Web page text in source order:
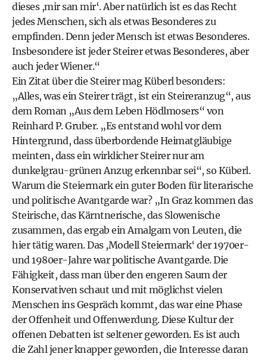
dieses ,mir san mir‘. Aber natürlich ist es das Recht
jedes Menschen, sich als etwas Besonderes zu
empfinden. Denn jeder Mensch ist etwas Besonderes.
Insbesondere ist jeder Steirer etwas Besonderes, aber
auch jeder Wiener.“
Ein Zitat über die Steirer mag Küberl besonders:
„Alles, was ein Steirer trägt, ist ein Steireranzug“, aus
dem Roman „Aus dem Leben Hödlmosers“ von
Reinhard P. Gruber. „Es entstand wohl vor dem
Hintergrund, dass überbordende Heimatgläubige
meinten, dass ein wirklicher Steirer nur am
dunkelgrau-grünen Anzug erkennbar sei“, so Küberl.
Warum die Steiermark ein guter Boden für literarische
und politische Avantgarde war? „In Graz kommen das
Steirische, das Kärntnerische, das Slowenische
zusammen, das ergab ein Amalgam von Leuten, die
hier tätig waren. Das ,Modell Steiermark‘ der 1970er-
und 1980er-Jahre war politische Avantgarde. Die
Fähigkeit, dass man über den engeren Saum der
Konservativen schaut und mit möglichst vielen
Menschen ins Gespräch kommt, das war eine Phase
der Offenheit und Offenwerdung. Diese Kultur der
offenen Debatten ist seltener geworden. Es ist auch
die Zahl jener knapper geworden, die Interesse daran